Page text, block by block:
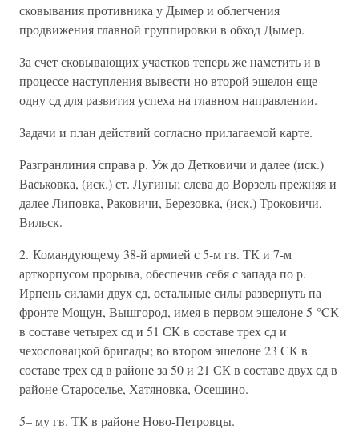
сковывания противника у Дымер и облегчения
продвижения главной группировки в обход Дымер.
За счет сковывающих участков теперь же наметить и в
процессе наступления вывести но второй эшелон еще
одну сд для развития успеха на главном направлении.
Задачи и план действий согласно прилагаемой карте.
Разгранлиния справа р. Уж до Детковичи и далее (иск.)
Васьковка, (иск.) ст. Лугины; слева до Ворзель прежняя и
далее Липовка, Раковичи, Березовка, (иск.) Троковичи,
Вильск.
2. Командующему 38-й армией с 5-м гв. ТК и 7-м
арткорпусом прорыва, обеспечив себя с запада по р.
Ирпень силами двух сд, остальные силы развернуть па
фронте Мощун, Вышгород, имея в первом эшелоне 5 °CК
в составе четырех сд и 51 СК в составе трех сд и
чехословацкой бригады; во втором эшелоне 23 СК в
составе трех сд в районе за 50 и 21 СК в составе двух сд в
районе Староселье, Хатяновка, Осещино.
5– му гв. ТК в районе Ново-Петровцы.